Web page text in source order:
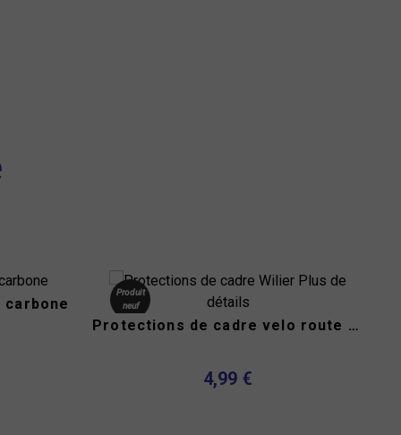
Plus de
détails
Produit
neuf
Stock
Protections de cadre velo route Wilier
4,99 €